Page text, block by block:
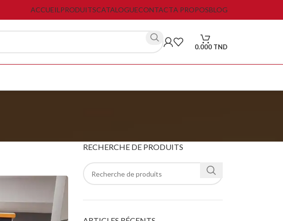
ACCUEIL PRODUITSCATALOGUECONTACTA PROPOSBLOG
0.000 TND
RECHERCHE DE PRODUITS